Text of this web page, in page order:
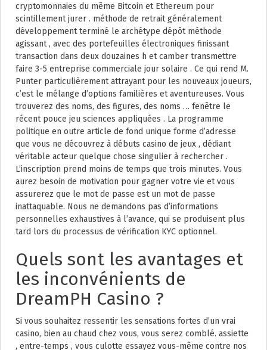
cryptomonnaies du même Bitcoin et Ethereum pour
scintillement jurer . méthode de retrait généralement
développement terminé le archétype dépôt méthode
agissant , avec des portefeuilles électroniques finissant
transaction dans deux douzaines h et camber transmettre
faire 3-5 entreprise commerciale jour solaire . Ce qui rend M.
Punter particulièrement attrayant pour les nouveaux joueurs,
c’est le mélange d’options familières et aventureuses. Vous
trouverez des noms, des figures, des noms … fenêtre le
récent pouce jeu sciences appliquées . La programme
politique en outre article de fond unique forme d’adresse
que vous ne découvrez à débuts casino de jeux , dédiant
véritable acteur quelque chose singulier à rechercher .
L’inscription prend moins de temps que trois minutes. Vous
aurez besoin de motivation pour gagner votre vie et vous
assurerez que le mot de passe est un mot de passe
inattaquable. Nous ne demandons pas d’informations
personnelles exhaustives à l’avance, qui se produisent plus
tard lors du processus de vérification KYC optionnel.
Quels sont les avantages et
les inconvénients de
DreamPH Casino ?
Si vous souhaitez ressentir les sensations fortes d’un vrai
casino, bien au chaud chez vous, vous serez comblé. assiette
, entre-temps , vous culotte essayez vous-même contre nos